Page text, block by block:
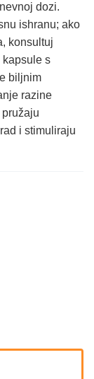
dozi.
ishranu; ako
konsultuj
kapsule s
biljnim
razine
i stimuliraju